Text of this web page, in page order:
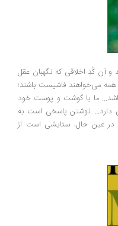
اخلاقی که نگهبان عقل
فاشیست باشند؛
با گوشت و پوست خود
نوشتن پاسخی است به
حال، ستایشی است از